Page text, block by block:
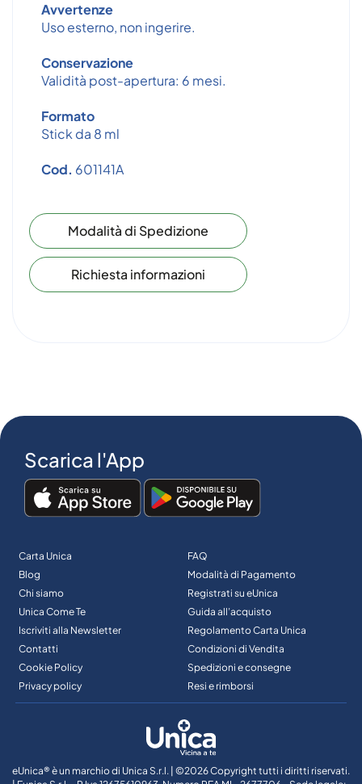
Avvertenze
Uso esterno, non ingerire.
Conservazione
Validità post-apertura: 6 mesi.
Formato
Stick da 8 ml
Cod. 601141A
Modalità di Spedizione
Richiesta informazioni
Scarica l'App
Carta Unica
Blog
Chi siamo
Unica Come Te
Iscriviti alla Newsletter
Contatti
Cookie Policy
Privacy policy
FAQ
Modalità di Pagamento
Registrati su eUnica
Guida all’acquisto
Regolamento Carta Unica
Condizioni di Vendita
Spedizioni e consegne
Resi e rimborsi
eUnica® è un marchio di Unica S.r.l. | ©2026 Copyright tutti i diritti riservati.